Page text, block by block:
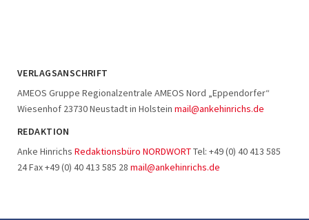
VERLAGSANSCHRIFT
AMEOS Gruppe Regionalzentrale AMEOS Nord „Eppendorfer“
Wiesenhof 23730 Neustadt in Holstein mail@ankehinrichs.de
REDAKTION
Anke Hinrichs Redaktionsbüro NORDWORTTel: +49 (0) 40 413 585
24 Fax +49 (0) 40 413 585 28 mail@ankehinrichs.de